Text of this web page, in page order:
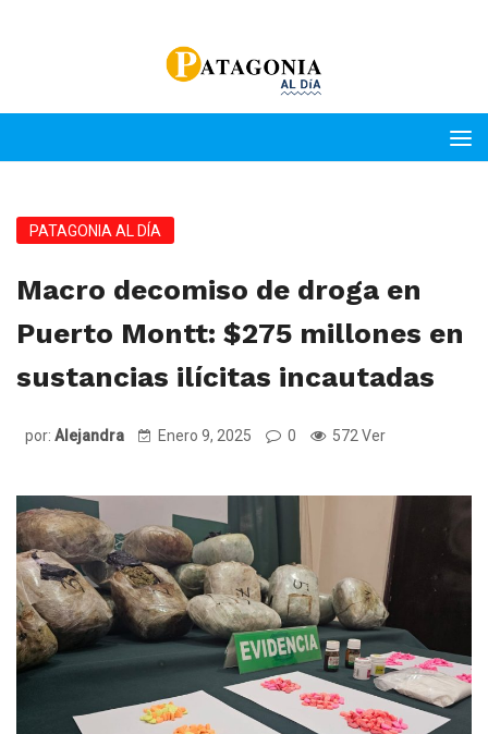
PATAGONIA AL DÍA
Macro decomiso de droga en
Puerto Montt: $275 millones en
sustancias ilícitas incautadas
por: Alejandra Enero 9, 2025 0 572 Ver